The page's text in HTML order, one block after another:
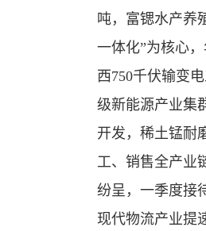
吨，富锶水产养
一体化”为核心
西750千伏输变
级新能源产业集
开发，稀土锰耐
工、销售全产业
纷呈，一季度接
现代物流产业提